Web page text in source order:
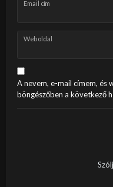
Email cím
Weboldal
A nevem, e-mail címem, és
böngészőben a következő